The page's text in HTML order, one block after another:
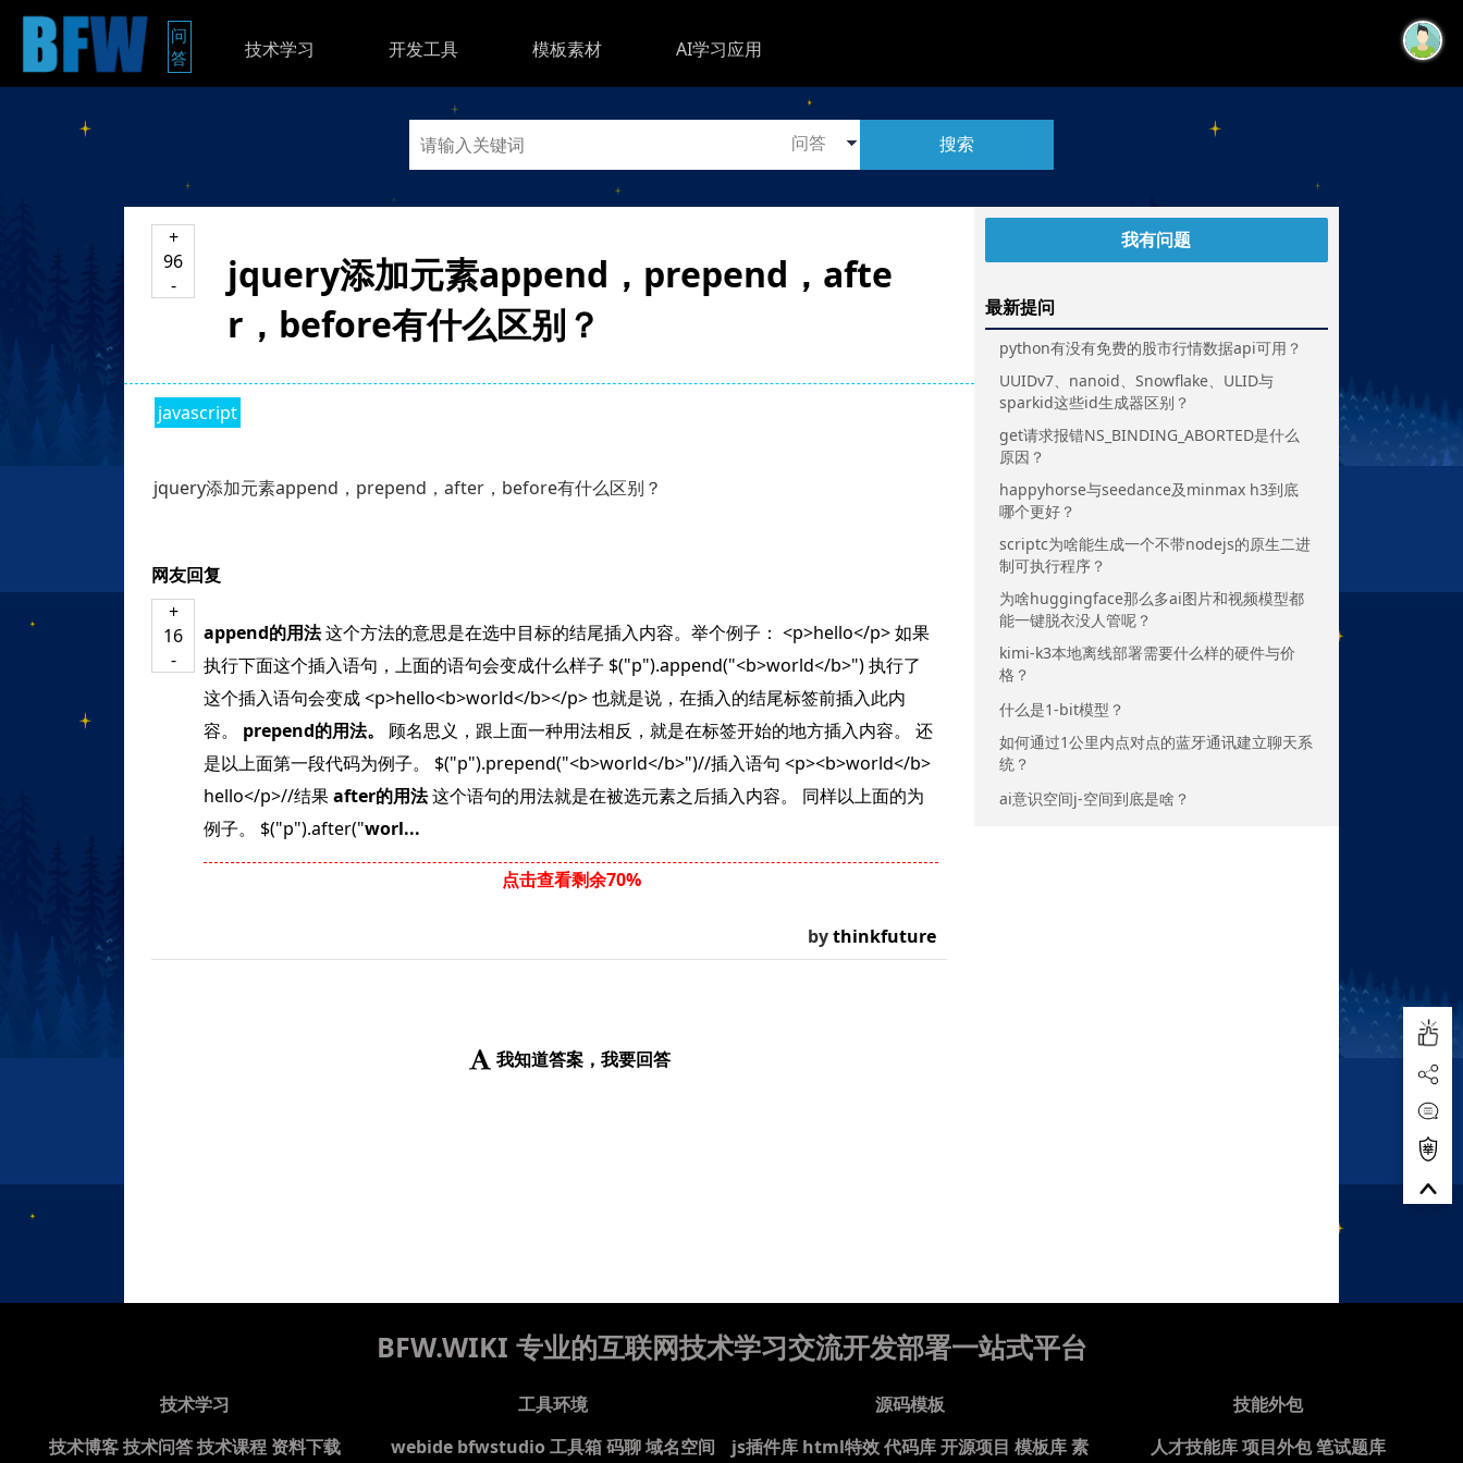
问
答
技术学习 开发工具 模板素材 AI学习应用
搜索
+
96
-
jquery添加元素append，prepend，afte
r，before有什么区别？
javascript
jquery添加元素append，prepend，after，before有什么区别？
网友回复
+
16
-
append的用法这个方法的意思是在选中目标的结尾插入内容。举个例子： <p>hello</p> 如果
执行下面这个插入语句，上面的语句会变成什么样子 $("p").append("<b>world</b>") 执行了
这个插入语句会变成 <p>hello<b>world</b></p> 也就是说，在插入的结尾标签前插入此内
容。 prepend的用法。
顾名思义，跟上面一种用法相反，就是在标签开始的地方插入内容。 还
是以上面第一段代码为例子。 $("p").prepend("<b>world</b>")//插入语句 <p><b>world</b>
hello</p>//结果after的用法这个语句的用法就是在被选元素之后插入内容。 同样以上面的为
例子。 $("p").after("worl...
点击查看剩余70%
bythinkfuture
我知道答案，我要回答
我有问题
最新提问
python有没有免费的股市行情数据api可用？
UUIDv7、nanoid、Snowflake、ULID与
sparkid这些id生成器区别？
get请求报错NS_BINDING_ABORTED是什么
原因？
happyhorse与seedance及minmax h3到底
哪个更好？
scriptc为啥能生成一个不带nodejs的原生二进
制可执行程序？
为啥huggingface那么多ai图片和视频模型都
能一键脱衣没人管呢？
kimi-k3本地离线部署需要什么样的硬件与价
格？
什么是1-bit模型？
如何通过1公里内点对点的蓝牙通讯建立聊天系
统？
ai意识空间j-空间到底是啥？
BFW.WIKI 专业的互联网技术学习交流开发部署一站式平台
技术学习
技术博客技术问答技术课程 资料下载
工具环境
webide bfwstudio工具箱码聊域名空间
源码模板
js插件库 html特效代码库开源项目 模板库素
技能外包
人才技能库项目外包笔试题库